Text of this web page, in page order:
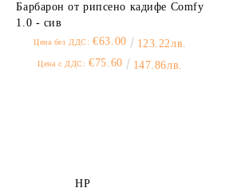
Барбарон от рипсено кадифе Comfy
1.0 - сив
Цена без ДДС: €63.00 123.22лв.
Цена с ДДС: €75.60 147.86лв.
HP